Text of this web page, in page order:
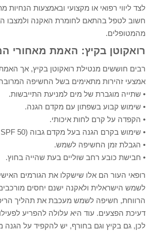
לצד ליווי רפואי או מקצועי ובאמצעות
חשוב לטפל בהתאם לחומרת האקנה ולמצבו
מהמטופלים.
רואקוטן בקיץ: האמת מאחורי
רבים חוששים מנטילת רואקוטן בקיץ, אך
אמצעי זהירות מתאימים בשל החשיפה
• שתייה מוגברת של מים למניעת התייבשות.
• שימוש קבוע בשפתון עם מקדם הגנה.
• הקפדה על קרם לחות איכותי.
• שימוש בקרם הגנה בעל מקדם גבוה (SPF 50 לפחות).
• הגבלת זמן החשיפה לשמש.
• חבישת כובע רחב שוליים בעת שהייה בחוץ.
רופאי העור הם אלו שישקלו את הגורמים
לשמש הישראלית ולאקנה ישנם יחסים
הרווחת, חשיפה לשמש מעכבת את תהליך
דעיכת הפצעים. עוד היא עלולה להפריע
לכן, גם בקיץ וגם בחורף, יש להקפיד על